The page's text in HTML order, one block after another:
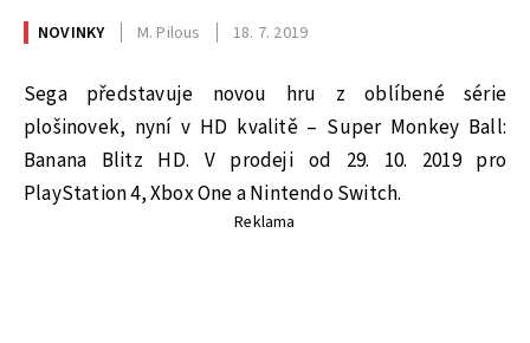
NOVINKY M. Pilous 18. 7. 2019
Sega představuje novou hru z oblíbené série
plošinovek, nyní v HD kvalitě – Super Monkey Ball:
Banana Blitz HD. V prodeji od 29. 10. 2019 pro
PlayStation 4, Xbox One a Nintendo Switch.
Reklama